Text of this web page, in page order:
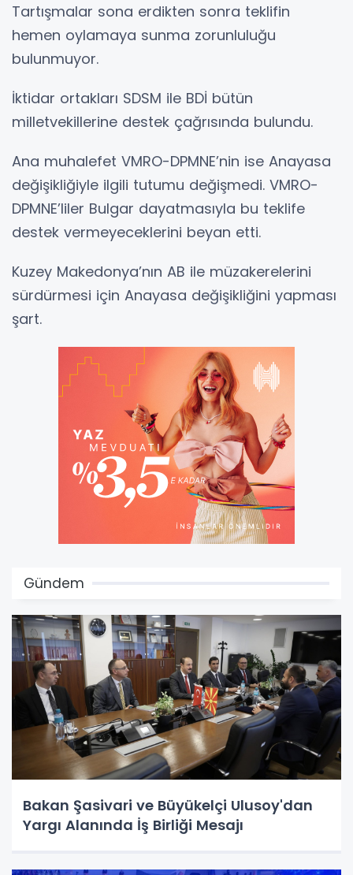
Tartışmalar sona erdikten sonra teklifin
hemen oylamaya sunma zorunluluğu
bulunmuyor.
İktidar ortakları SDSM ile BDİ bütün
milletvekillerine destek çağrısında bulundu.
Ana muhalefet VMRO-DPMNE’nin ise Anayasa
değişikliğiyle ilgili tutumu değişmedi. VMRO-
DPMNE’liler Bulgar dayatmasıyla bu teklife
destek vermeyeceklerini beyan etti.
Kuzey Makedonya’nın AB ile müzakerelerini
sürdürmesi için Anayasa değişikliğini yapması
şart.
Gündem
Bakan Şasivari ve Büyükelçi Ulusoy'dan
Yargı Alanında İş Birliği Mesajı